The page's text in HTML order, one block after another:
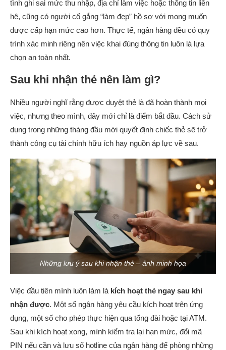
tình ghi sai mức thu nhập, địa chỉ làm việc hoặc thông tin liên
hệ, cũng có người cố gắng “làm đẹp” hồ sơ với mong muốn
được cấp hạn mức cao hơn. Thực tế, ngân hàng đều có quy
trình xác minh riêng nên việc khai đúng thông tin luôn là lựa
chọn an toàn nhất.
Sau khi nhận thẻ nên làm gì?
Nhiều người nghĩ rằng được duyệt thẻ là đã hoàn thành mọi
việc, nhưng theo mình, đây mới chỉ là điểm bắt đầu. Cách sử
dụng trong những tháng đầu mới quyết định chiếc thẻ sẽ trở
thành công cụ tài chính hữu ích hay nguồn áp lực về sau.
Những lưu ý sau khi nhận thẻ – ảnh minh họa
Việc đầu tiên mình luôn làm là kích hoạt thẻ ngay sau khi
nhận được. Một số ngân hàng yêu cầu kích hoạt trên ứng
dụng, một số cho phép thực hiện qua tổng đài hoặc tại ATM.
Sau khi kích hoạt xong, mình kiểm tra lại hạn mức, đổi mã
PIN nếu cần và lưu số hotline của ngân hàng để phòng những